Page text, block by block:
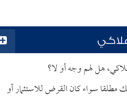
هل لهم وجه أو لا؟
سواء كان القرض للاستثمار أو